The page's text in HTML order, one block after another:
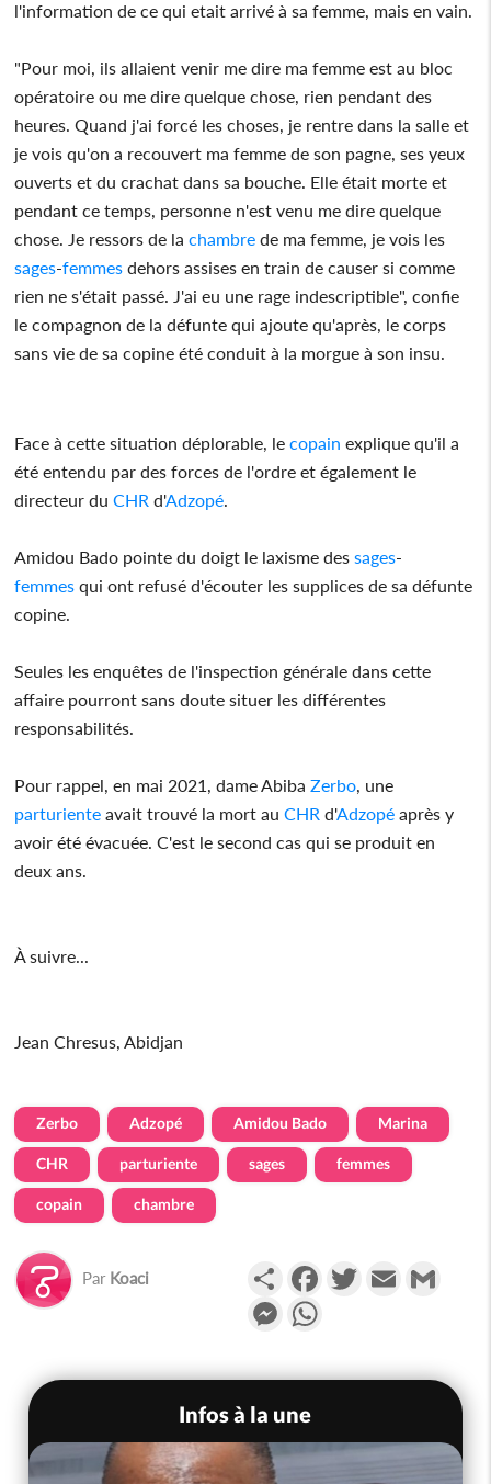
l'information de ce qui etait arrivé à sa femme, mais en vain.
"Pour moi, ils allaient venir me dire ma femme est au bloc
opératoire ou me dire quelque chose, rien pendant des
heures. Quand j'ai forcé les choses, je rentre dans la salle et
je vois qu'on a recouvert ma femme de son pagne, ses yeux
ouverts et du crachat dans sa bouche. Elle était morte et
pendant ce temps, personne n'est venu me dire quelque
chose. Je ressors de lachambre de ma femme, je vois les
sages-femmes dehors assises en train de causer si comme
rien ne s'était passé. J'ai eu une rage indescriptible", confie
le compagnon de la défunte qui ajoute qu'après, le corps
sans vie de sa copine été conduit à la morgue à son insu.
Face à cette situation déplorable, lecopain explique qu'il a
été entendu par des forces de l'ordre et également le
directeur duCHR d'Adzopé
Amidou Bado pointe du doigt le laxisme dessages-
femmes qui ont refusé d'écouter les supplices de sa défunte
copine.
Seules les enquêtes de l'inspection générale dans cette
affaire pourront sans doute situer les différentes
responsabilités.
Pour rappel, en mai 2021, dame AbibaZerbo , une
parturiente avait trouvé la mort auCHR d'Adzopé après y
avoir été évacuée. C'est le second cas qui se produit en
deux ans.
À suivre...
Jean Chresus, Abidjan
Zerbo Adzopé Amidou Bado Marina
CHR parturiente sages femmes
copain chambre
Par Koaci PartagerFacebookTwitterEmail
Messenger
Infos à la une